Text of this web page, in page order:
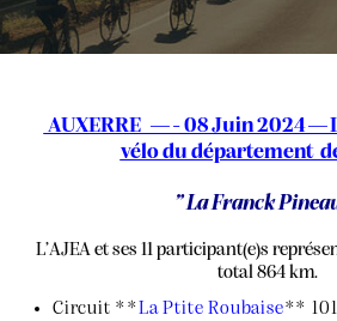
AUXERRE —- 08 Juin
vélo du département
” La Franck
L’AJEA et ses 11 participant(e)s
total 864 km.
Circuit **La Ptite Roubaise**